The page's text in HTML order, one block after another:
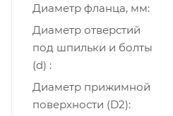
Диаметр фланца, мм
Диаметр отверстий
под шпильки и болты
(d)
Диаметр прижимной
поверхности (D2)